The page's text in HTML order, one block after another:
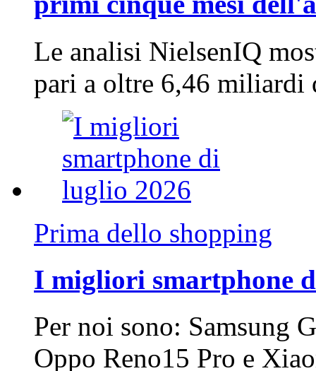
Le analisi NielsenIQ
pari a oltre 6,46
Prima dello shopping
I migliori smartphone
Per noi sono: Samsung
Oppo Reno15 Pro e